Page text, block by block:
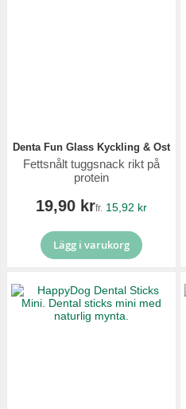
Denta Fun Glass Kyckling & Ost
Fettsnålt tuggsnack rikt på
protein
19,90 krfr. 15,92 kr
Lägg i varukorg